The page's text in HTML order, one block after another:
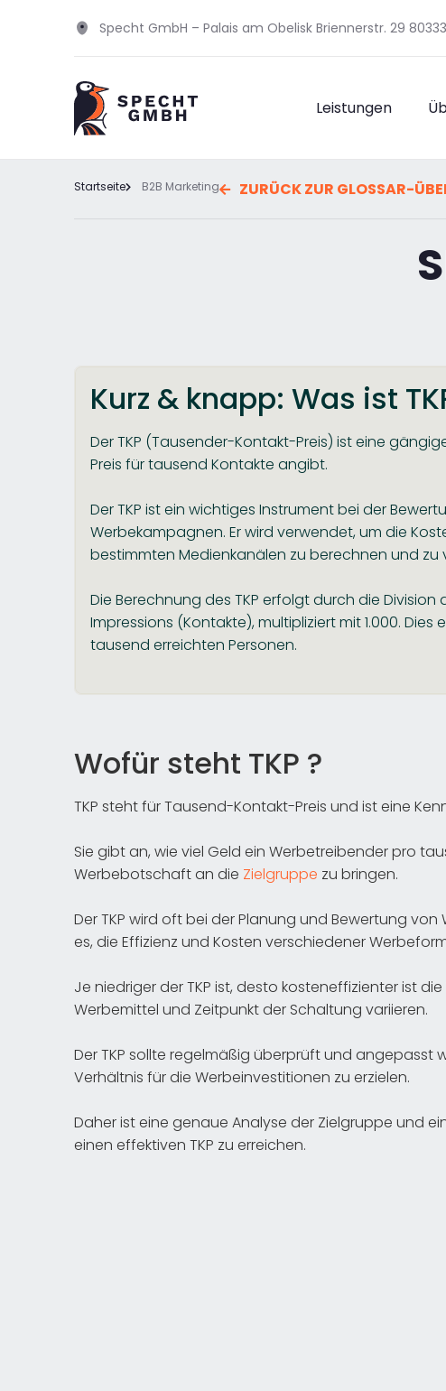
Specht GmbH – Palais am Obelisk Briennerstr. 29
Leistungen
Startseite B2B Marketing ZURÜCK ZUR GLOSSAR-
Kurz & knapp: Was ist
Der TKP (Tausender-Kontakt-Preis) ist eine
Preis für tausend Kontakte angibt.
Der TKP ist ein wichtiges Instrument bei der
Werbekampagnen. Er wird verwendet, um die
bestimmten Medienkanälen zu berechnen und zu
Die Berechnung des TKP erfolgt durch die
Impressions (Kontakte), multipliziert mit 1.000.
tausend erreichten Personen.
Wofür steht TKP ?
TKP steht für Tausend-Kontakt-Preis und ist eine
Sie gibt an, wie viel Geld ein Werbetreibender pro
Werbebotschaft an die Zielgruppe zu bringen.
Der TKP wird oft bei der Planung und Bewertung
es, die Effizienz und Kosten verschiedener
Je niedriger der TKP ist, desto kosteneffizienter ist
Werbemittel und Zeitpunkt der Schaltung variieren.
Der TKP sollte regelmäßig überprüft und angepasst
Verhältnis für die Werbeinvestitionen zu erzielen.
Daher ist eine genaue Analyse der Zielgruppe und
einen effektiven TKP zu erreichen.